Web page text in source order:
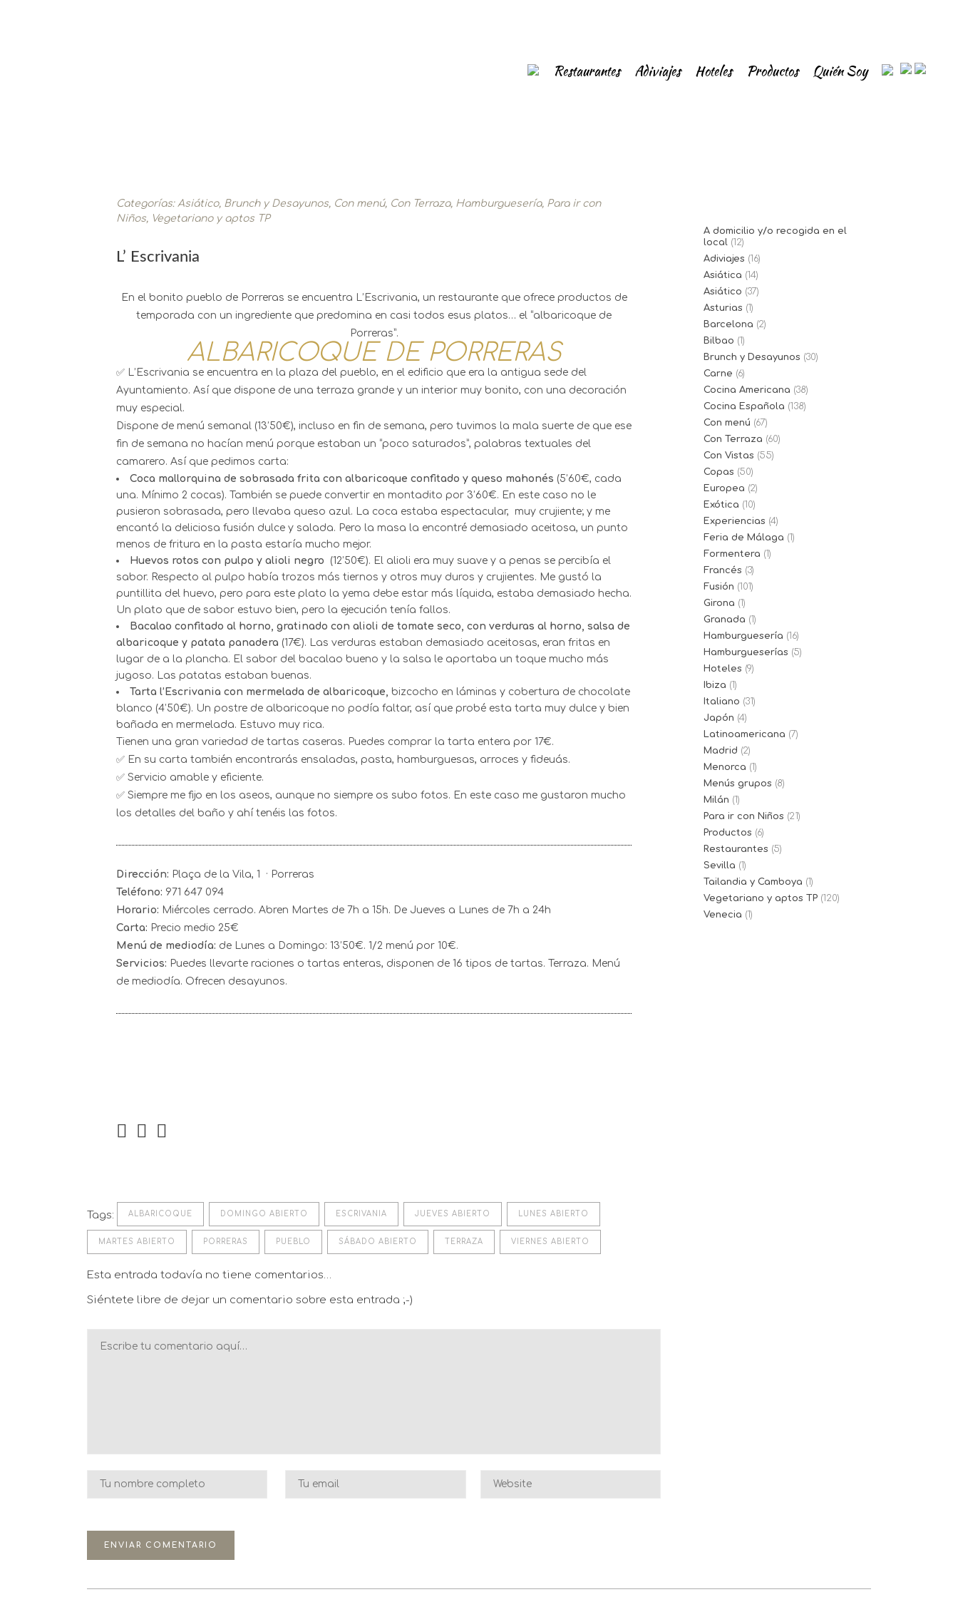
Restaurantes Adiviajes Hoteles Productos Quién Soy
Categorías: Asiático, Brunch y Desayunos, Con menú, Con Terraza, Hamburguesería, Para ir con
Niños, Vegetariano y aptos TP
L’ Escrivania
En el bonito pueblo de Porreras se encuentra L’Escrivania, un restaurante que ofrece productos de
temporada con un ingrediente que predomina en casi todos esus platos… el “albaricoque de
Porreras”.
ALBARICOQUE DE PORRERAS
✅ L’Escrivania se encuentra en la plaza del pueblo, en el edificio que era la antigua sede del
Ayuntamiento. Así que dispone de una terraza grande y un interior muy bonito, con una decoración
muy especial.
Dispone de menú semanal (13’50€), incluso en fin de semana, pero tuvimos la mala suerte de que ese
fin de semana no hacían menú porque estaban un “poco saturados”, palabras textuales del
camarero. Así que pedimos carta:
Coca mallorquina de sobrasada frita con albaricoque confitado y queso mahonés (5’60€, cada
una. Mínimo 2 cocas). También se puede convertir en montadito por 3’60€. En este caso no le
pusieron sobrasada, pero llevaba queso azul. La coca estaba espectacular, muy crujiente; y me
encantó la deliciosa fusión dulce y salada. Pero la masa la encontré demasiado aceitosa, un punto
menos de fritura en la pasta estaría mucho mejor.
Huevos rotos con pulpo y alioli negro
(12’50€). El alioli era muy suave y a penas se percibía el
sabor. Respecto al pulpo había trozos más tiernos y otros muy duros y crujientes. Me gustó la
puntillita del huevo, pero para este plato la yema debe estar más líquida, estaba demasiado hecha.
Un plato que de sabor estuvo bien, pero la ejecución tenía fallos.
Bacalao confitado al horno, gratinado con alioli de tomate seco, con verduras al horno, salsa de
albaricoque y patata panadera (17€). Las verduras estaban demasiado aceitosas, eran fritas en
lugar de a la plancha. El sabor del bacalao bueno y la salsa le aportaba un toque mucho más
jugoso. Las patatas estaban buenas.
Tarta l’Escrivania con mermelada de albaricoque, bizcocho en láminas y cobertura de chocolate
blanco (4’50€). Un postre de albaricoque no podía faltar, así que probé esta tarta muy dulce y bien
bañada en mermelada. Estuvo muy rica.
Tienen una gran variedad de tartas caseras. Puedes comprar la tarta entera por 17€.
✅ En su carta también encontrarás ensaladas, pasta, hamburguesas, arroces y fideuás.
✅ Servicio amable y eficiente.
✅ Siempre me fijo en los aseos, aunque no siempre os subo fotos. En este caso me gustaron mucho
los detalles del baño y ahí tenéis las fotos.
Dirección: Plaça de la Vila, 1 · Porreras
Teléfono: 971 647 094
Horario: Miércoles cerrado. Abren Martes de 7h a 15h. De Jueves a Lunes de 7h a 24h
Carta: Precio medio 25€
Menú de mediodía: de Lunes a Domingo: 13’50€. 1/2 menú por 10€.
Servicios: Puedes llevarte raciones o tartas enteras, disponen de 16 tipos de tartas. Terraza. Menú
de mediodía. Ofrecen desayunos.
Tags: ALBARICOQUE DOMINGO ABIERTO ESCRIVANIA JUEVES ABIERTO LUNES ABIERTO
MARTES ABIERTO PORRERAS PUEBLO SÁBADO ABIERTO TERRAZA VIERNES ABIERTO
Esta entrada todavía no tiene comentarios…
Siéntete libre de dejar un comentario sobre esta entrada ;-)
A domicilio y/o recogida en el
local (12)
Adiviajes (16)
Asiática (14)
Asiático (37)
Asturias (1)
Barcelona (2)
Bilbao (1)
Brunch y Desayunos (30)
Carne (6)
Cocina Americana (38)
Cocina Española (138)
Con menú (67)
Con Terraza (60)
Con Vistas (55)
Copas (50)
Europea (2)
Exótica (10)
Experiencias (4)
Feria de Málaga (1)
Formentera (1)
Francés (3)
Fusión (101)
Girona (1)
Granada (1)
Hamburguesería (16)
Hamburgueserías (5)
Hoteles (9)
Ibiza (1)
Italiano (31)
Japón (4)
Latinoamericana (7)
Madrid (2)
Menorca (1)
Menús grupos (8)
Milán (1)
Para ir con Niños (21)
Productos (6)
Restaurantes (5)
Sevilla (1)
Tailandia y Camboya (1)
Vegetariano y aptos TP (120)
Venecia (1)